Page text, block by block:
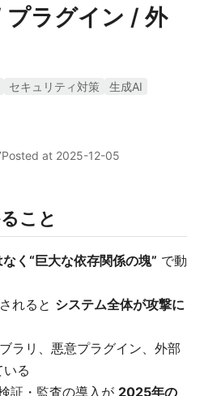
ラグイン / 外
セキュリティ対策
生成AI
Posted at 2025-12-05
こと
く“巨大な依存関係の塊” で動
れると システム全体が攻撃に
ラリ、悪意プラグイン、外部
る
証・監査の導入が 2025年の